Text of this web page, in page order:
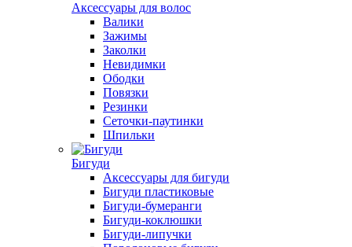
Аксессуары для волос
Валики
Зажимы
Заколки
Невидимки
Ободки
Повязки
Резинки
Сеточки-паутинки
Шпильки
Бигуди
Аксессуары для бигуди
Бигуди пластиковые
Бигуди-бумеранги
Бигуди-коклюшки
Бигуди-липучки